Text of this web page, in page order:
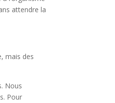
attendre la
mais des
Nous
Pour